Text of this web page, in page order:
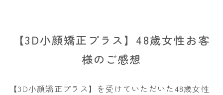
【3D小顔矯正プラス】48歳女性お客
様のご感想
【3D小顔矯正プラス】を受けていただいた48歳女性